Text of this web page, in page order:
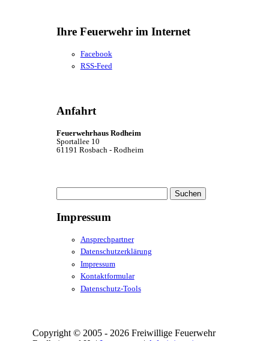
Ihre Feuerwehr im Internet
Facebook
RSS-Feed
Anfahrt
Feuerwehrhaus Rodheim
Sportallee 10
61191 Rosbach - Rodheim
nach:
Impressum
Ansprechpartner
Datenschutzerklärung
Impressum
Kontaktformular
Datenschutz-Tools
Copyright © 2005 - 2026 Freiwillige Feuerwehr